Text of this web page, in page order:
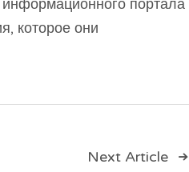
портала
которое они
Next Article